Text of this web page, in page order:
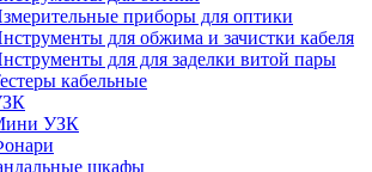
приборы для оптики
для обжима и зачистки кабеля
для для заделки витой пары
кабельные
УЗК
шкафы